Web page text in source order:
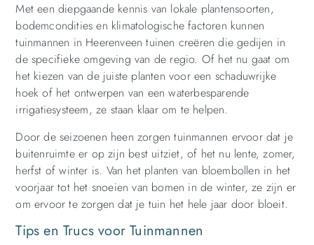
Met een diepgaande kennis van lokale plantensoorten,
bodemcondities en klimatologische factoren kunnen
tuinmannen in Heerenveen tuinen creëren die gedijen in
de specifieke omgeving van de regio. Of het nu gaat om
het kiezen van de juiste planten voor een schaduwrijke
hoek of het ontwerpen van een waterbesparende
irrigatiesysteem, ze staan klaar om te helpen.
Door de seizoenen heen zorgen tuinmannen ervoor dat je
buitenruimte er op zijn best uitziet, of het nu lente, zomer,
herfst of winter is. Van het planten van bloembollen in het
voorjaar tot het snoeien van bomen in de winter, ze zijn er
om ervoor te zorgen dat je tuin het hele jaar door bloeit.
Tips en Trucs voor Tuinmannen